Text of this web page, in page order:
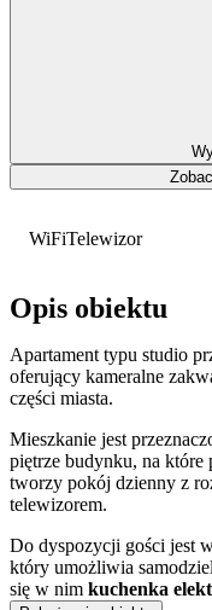
WiFiTelewizor
Opis obiektu
Apartament typu studio
oferujący kameralne
części miasta.
Mieszkanie jest
piętrze budynku, na które
tworzy pokój dzienny z
telewizorem.
Do dyspozycji gości jest
który umożliwia
się w nim kuchenka